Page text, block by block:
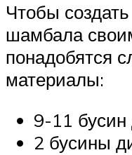
Чтобы
шамбала
понадобятся
материалы:
9-11
2 бусины